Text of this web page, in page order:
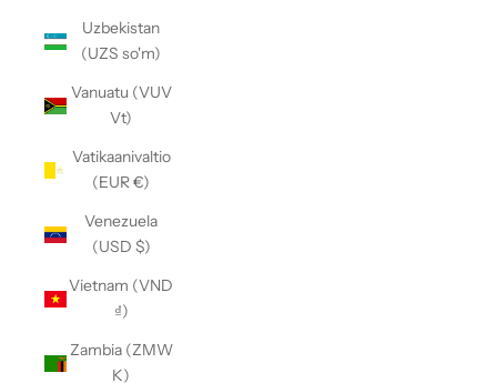
Uzbekistan
(UZS so'm)
Vanuatu (VUV
Vt)
Vatikaanivaltio
(EUR €)
Venezuela
(USD $)
Vietnam (VND
₫)
Zambia (ZMW
K)